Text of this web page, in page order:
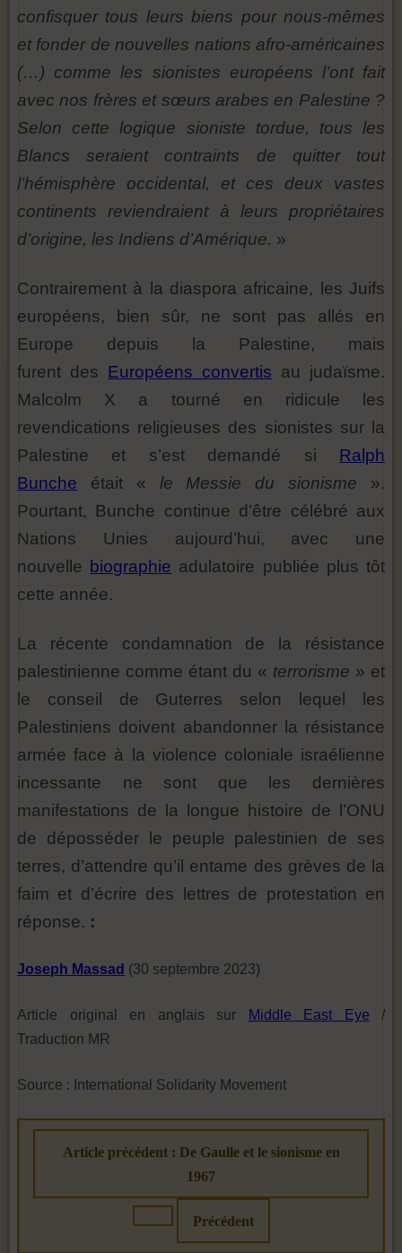
confisquer tous leurs biens pour nous-mêmes
et fonder de nouvelles nations afro-américaines
(…) comme les sionistes européens l’ont fait
avec nos frères et sœurs arabes en Palestine ?
Selon cette logique sioniste tordue, tous les
Blancs seraient contraints de quitter tout
l’hémisphère occidental, et ces deux vastes
continents reviendraient à leurs propriétaires
d’origine, les Indiens d’Amérique. »
Contrairement à la diaspora africaine, les Juifs
européens, bien sûr, ne sont pas allés en
Europe depuis la Palestine, mais
furent des Européens convertis au judaïsme.
Malcolm X a tourné en ridicule les
revendications religieuses des sionistes sur la
Palestine et s’est demandé si Ralph
Bunche était « le Messie du sionisme ».
Pourtant, Bunche continue d’être célébré aux
Nations Unies aujourd’hui, avec une
nouvelle biographie adulatoire publiée plus tôt
cette année.
La récente condamnation de la résistance
palestinienne comme étant du « terrorisme » et
le conseil de Guterres selon lequel les
Palestiniens doivent abandonner la résistance
armée face à la violence coloniale israélienne
incessante ne sont que les dernières
manifestations de la longue histoire de l’ONU
de déposséder le peuple palestinien de ses
terres, d’attendre qu’il entame des grèves de la
faim et d’écrire des lettres de protestation en
réponse. :
Joseph Massad (30 septembre 2023)
Article original en anglais sur Middle East Eye /
Traduction MR
Source : International Solidarity Movement
Article précédent : De Gaulle et le sionisme en
1967
Précédent